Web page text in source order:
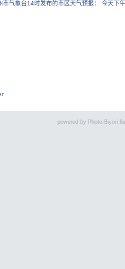
市气象台14时发布的市区天气预报： 今天下
powered by Photo-Biyori